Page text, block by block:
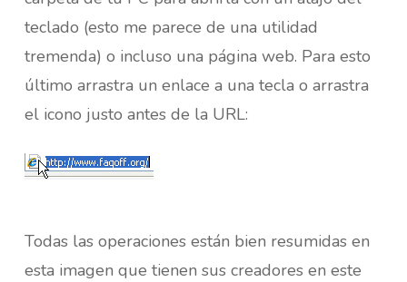
teclado (esto me parece de una utilidad
tremenda) o incluso una página web. Para esto
último arrastra un enlace a una tecla o arrastra
el icono justo antes de la URL:
Todas las operaciones están bien resumidas en
esta imagen que tienen sus creadores en este